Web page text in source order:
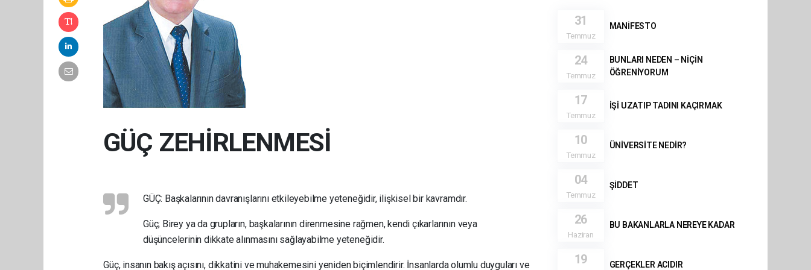
GÜÇ ZEHİRLENMESİ
GÜÇ: Başkalarının davranışlarını etkileyebilme yeteneğidir, ilişkisel bir kavramdır.
Güç; Birey ya da grupların, başkalarının direnmesine rağmen, kendi çıkarlarının veya
düşüncelerinin dikkate alınmasını sağlayabilme yeteneğidir.
Güç, insanın bakış açısını, dikkatini ve muhakemesini yeniden biçimlendirir. İnsanlarda olumlu duyguları ve
31
Temmuz
MANİFESTO
24
Temmuz
BUNLARI NEDEN – NİÇİN
ÖĞRENİYORUM
17
Temmuz
İŞİ UZATIP TADINI KAÇIRMAK
10
Temmuz
ÜNİVERSİTE NEDİR?
04
Temmuz
ŞİDDET
26
Haziran
BU BAKANLARLA NEREYE KADAR
19 GERÇEKLER ACIDIR